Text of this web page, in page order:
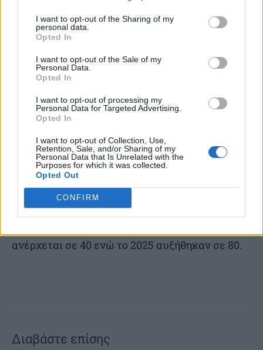
I want to opt-out of the Sharing of my
personal data.
Opted In
I want to opt-out of the Sale of my
Personal Data.
Opted In
I want to opt-out of processing my
Personal Data for Targeted Advertising.
Opted In
I want to opt-out of Collection, Use,
Retention, Sale, and/or Sharing of my
Personal Data that Is Unrelated with the
Purposes for which it was collected.
Opted Out
CONFIRM
λαμβάνοντας εναέρια εικόνα και βίντεο σε
πραγματικό χρόνο, δύναται να αξιολογήσει
ταχύτατα το περιστατικό, πριν την άφιξη των
επιχειρησιακών μονάδων απόκρισης, ως προς
των επιχειρησιακών του δυνάμεων (επίγειων
και εναέριων).
Τέλος, αξίζει να επισημανθεί ότι η χρήση drones
στη δασοπυρόσβεση έχει ενισχυθεί σημαντικά
τα τελευταία χρόνια καθώς το 2024, αποτέλεσε
την πρώτη χρονιά ευρείας επιχειρησιακής
ανέρχεται σε 40 ενώ το 2025 αυξήθηκαν σε 80.
Διαβάστε επίσης